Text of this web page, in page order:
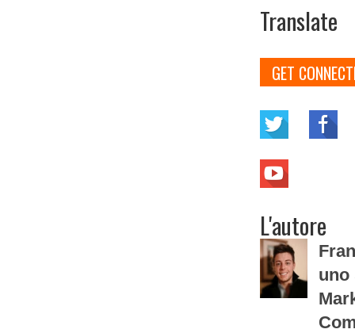
Translate
GET
L'autore
uno